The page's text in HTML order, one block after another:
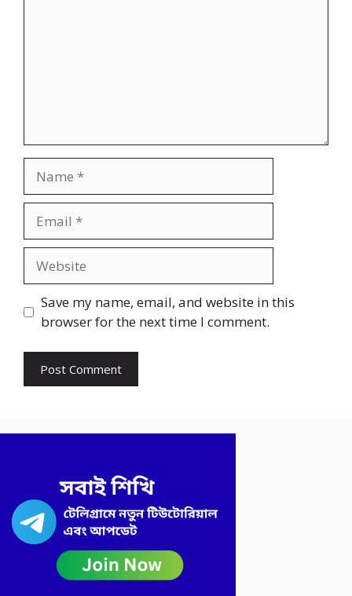
Save my name, email, and website in this
browser for the next time I comment.